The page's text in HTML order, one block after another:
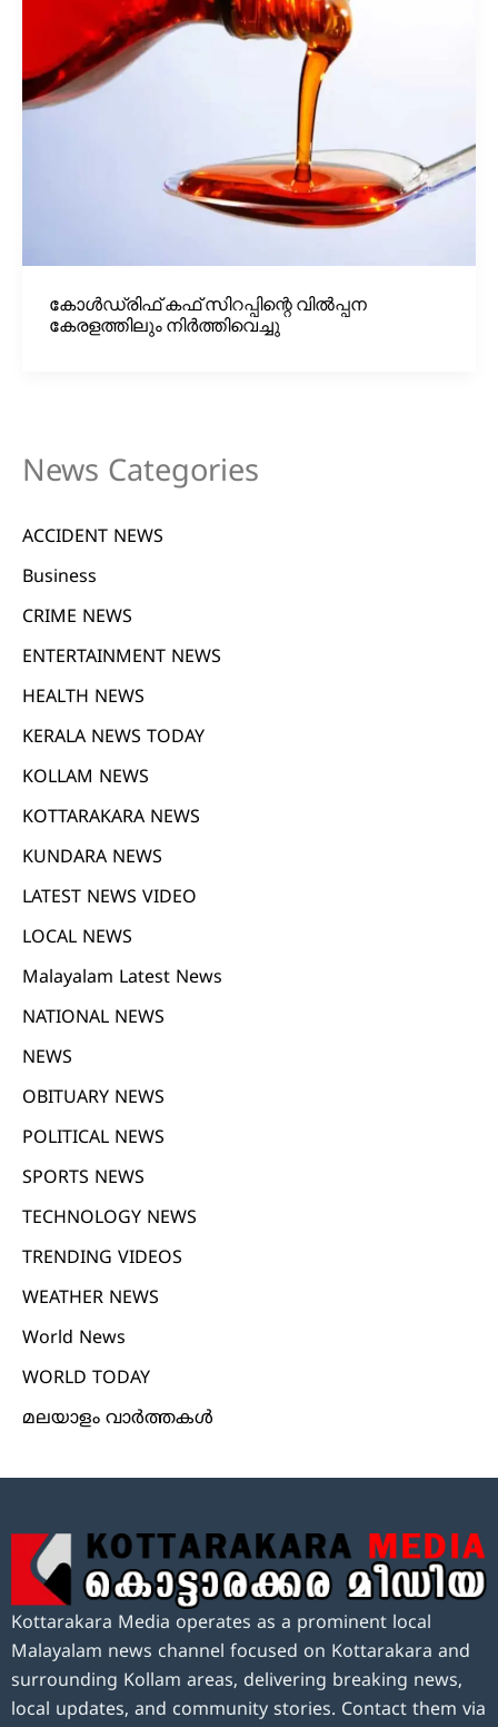
കോള്‍ഡ്രിഫ് കഫ്‌ സിറപ്പിന്റെ വില്‍പ്പന
കേരളത്തിലും നിര്‍ത്തിവെച്ചു
News Categories
ACCIDENT NEWS
Business
CRIME NEWS
ENTERTAINMENT NEWS
HEALTH NEWS
KERALA NEWS TODAY
KOLLAM NEWS
KOTTARAKARA NEWS
KUNDARA NEWS
LATEST NEWS VIDEO
LOCAL NEWS
Malayalam Latest News
NATIONAL NEWS
NEWS
OBITUARY NEWS
POLITICAL NEWS
SPORTS NEWS
TECHNOLOGY NEWS
TRENDING VIDEOS
WEATHER NEWS
World News
WORLD TODAY
മലയാളം വാർത്തകൾ
Kottarakara Media operates as a prominent local
Malayalam news channel focused on Kottarakara and
surrounding Kollam areas, delivering breaking news,
local updates, and community stories. Contact them via